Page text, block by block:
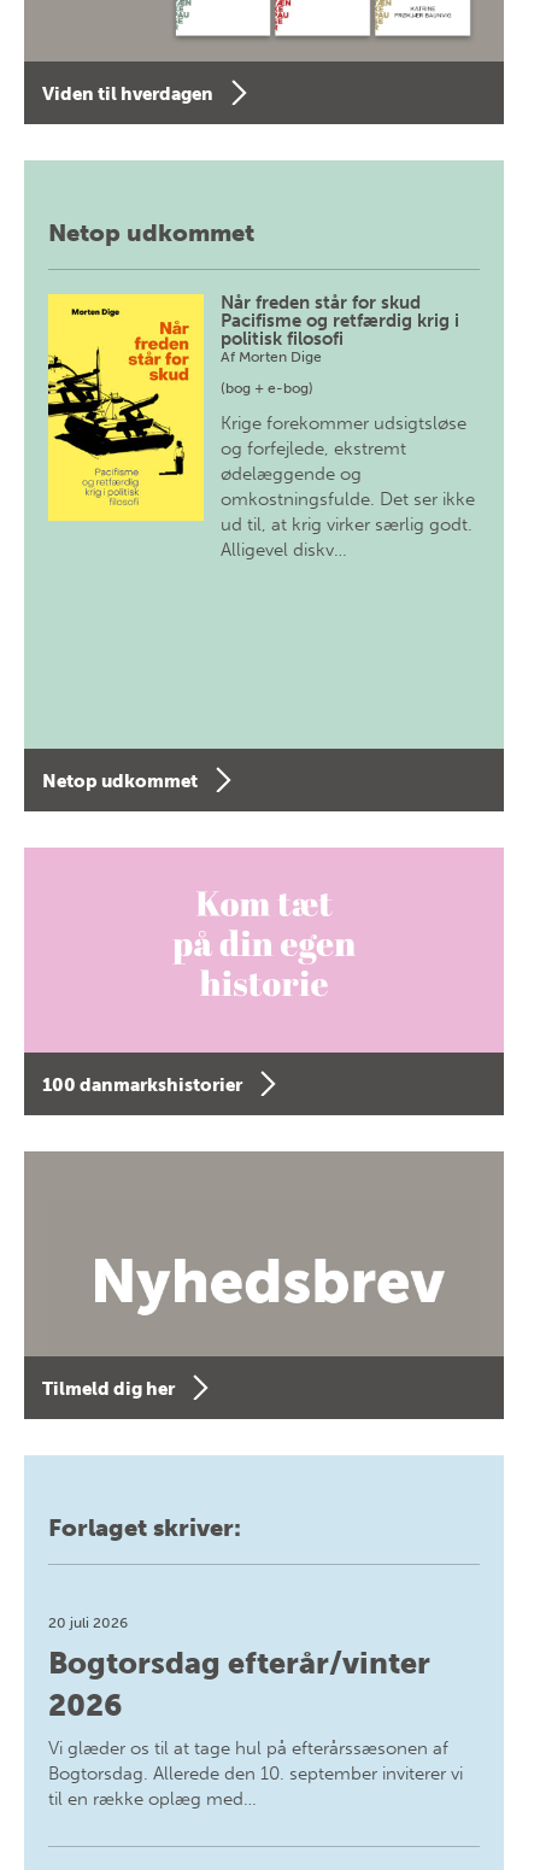
Viden til hverdagen
Netop udkommet
Når freden står for skud
Pacifisme og retfærdig krig i
politisk filosofi
Af Morten Dige
(bog + e-bog)
Krige forekommer udsigtsløse
og forfejlede, ekstremt
ødelæggende og
omkostningsfulde. Det ser ikke
ud til, at krig virker særlig godt.
Alligevel diskv…
Netop udkommet
100 danmarkshistorier
Tilmeld dig her
Forlaget skriver:
20 juli 2026
Bogtorsdag efterår/vinter
2026
Vi glæder os til at tage hul på efterårssæsonen af
Bogtorsdag. Allerede den 10. september inviterer vi
til en række oplæg med…